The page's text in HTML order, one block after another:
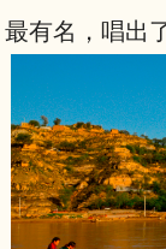
最有名，唱出